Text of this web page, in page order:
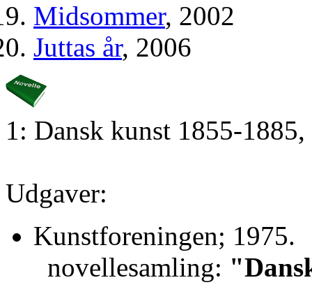
Midsommer, 2002
Juttas år, 2006
1: Dansk kunst 1855-
Udgaver:
Kunstforeningen; 1975.
novellesamling: